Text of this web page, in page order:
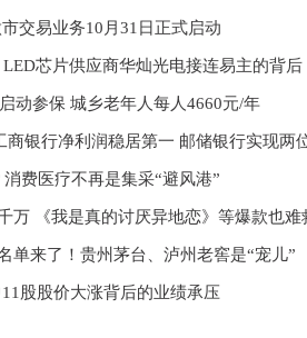
交易业务10月31日正式启动
芯片供应商华灿光电接连易主的背后
动参保 城乡老年人每人4660元/年
商银行净利润稳居第一 邮储银行实现两
费医疗不再是集采“避风港”
万 《我是真的讨厌异地恋》等爆款也难
单来了！贵州茅台、泸州老窖是“宠儿”
股股价大涨背后的业绩承压